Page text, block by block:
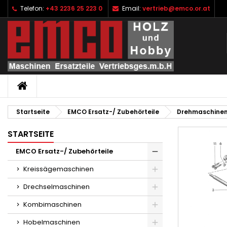
Telefon: +43 2236 25 223 0 Email: vertrieb@emco.or.at
STARTSEITE
Startseite EMCO Ersatz-/ Zubehörteile Drehmaschinen
STARTSEITE
EMCO Ersatz-/ Zubehörteile
Kreissägemaschinen
Drechselmaschinen
Kombimaschinen
Hobelmaschinen